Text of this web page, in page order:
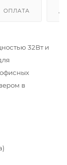
ОПЛАТА
32Вт и
в